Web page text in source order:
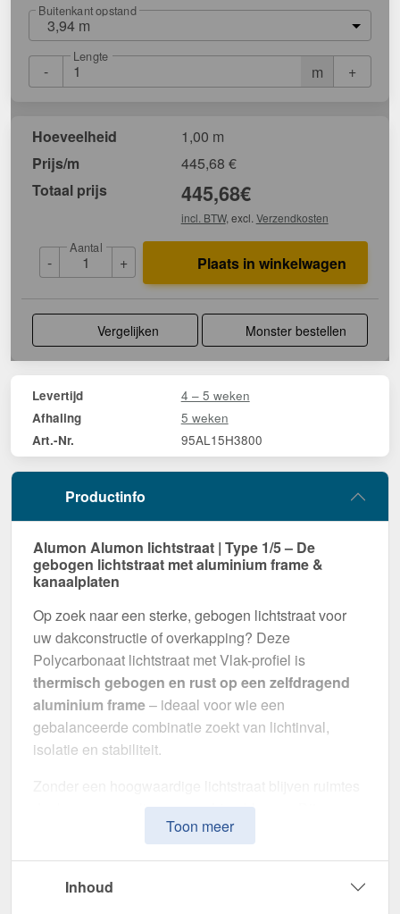
Buitenkant opstand
3,94 m
- m
Lengte
+
Hoeveelheid
1,00 m
Prijs/m
445,68 €
Totaal prijs
445,68€
incl. BTW, excl. Verzendkosten
-
Aantal
+ Plaats in winkelwagen
Vergelijken Monster bestellen
Levertijd 4 – 5 weken
Afhaling 5 weken
Art.-Nr. 95AL15H3800
Productinfo
Alumon Alumon lichtstraat | Type 1/5 – De
gebogen lichtstraat met aluminium frame &
kanaalplaten
Op zoek naar een sterke, gebogen lichtstraat voor
uw dakconstructie of overkapping? Deze
Polycarbonaat lichtstraat met Vlak-profiel is
thermisch gebogen en rust op een zelfdragend
aluminium frame– ideaal voor wie een
gebalanceerde combinatie zoekt van lichtinval,
isolatie en stabiliteit.
donker en gevoelig voor vochtproblemen. Dit
systeem is speciaal ontwikkeld om
perfect voor zowel kleine als grote projecten.
Toon meer
Inhoud